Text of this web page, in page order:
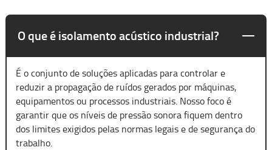
O que é isolamento acústico industrial?
É o conjunto de soluções aplicadas para controlar e
reduzir a propagação de ruídos gerados por máquinas,
equipamentos ou processos industriais. Nosso foco é
garantir que os níveis de pressão sonora fiquem dentro
dos limites exigidos pelas normas legais e de segurança do
trabalho.